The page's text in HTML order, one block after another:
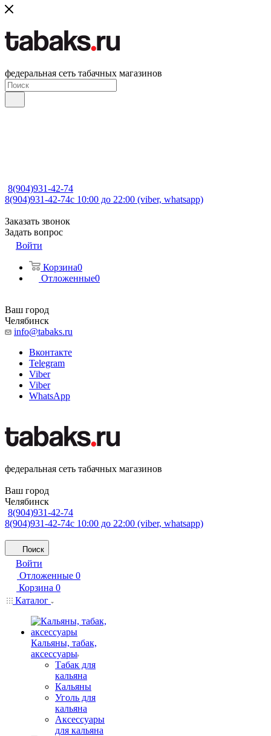
федеральная сеть табачных магазинов
8(904)931-42-74
8(904)931-42-74с 10:00 до 22:00 (viber, whatsapp)
Заказать звонок
Задать вопрос
Войти
Корзина0
Отложенные0
Ваш город
Челябинск
info@tabaks.ru
Вконтакте
Telegram
Viber
Viber
WhatsApp
федеральная сеть табачных магазинов
Ваш город
Челябинск
8(904)931-42-74
8(904)931-42-74с 10:00 до 22:00 (viber, whatsapp)
Поиск
Войти
Отложенные 0
Корзина 0
Каталог
Кальяны, табак,
аксессуары
Табак для
кальяна
Кальяны
Уголь для
кальяна
Аксессуары
для кальяна